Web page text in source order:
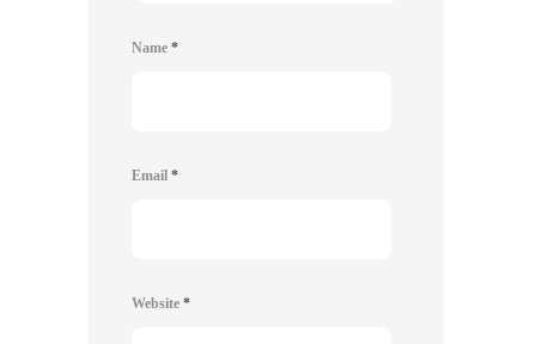
Name *
Email *
Website *